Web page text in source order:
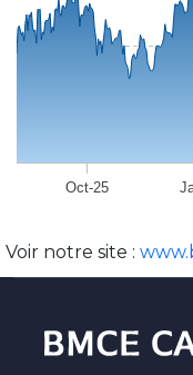
Oct-25
Voir notre site :